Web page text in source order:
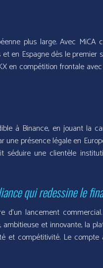
plus large. Avec MiCA
en Espagne dès le
en compétition frontale
à Binance, en jouant la
présence légale en
une clientèle
qui redessine le
d’un lancement
et innovante, la
et compétitivité. Le